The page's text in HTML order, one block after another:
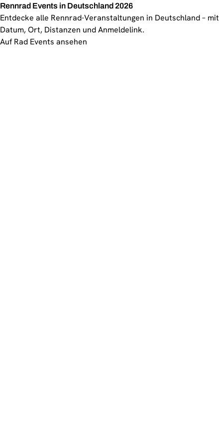
Rennrad Events in Deutschland 2026
Entdecke alle Rennrad-Veranstaltungen in Deutschland – mit
Datum, Ort, Distanzen und Anmeldelink.
Auf Rad Events ansehen